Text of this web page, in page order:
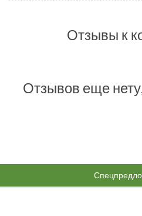
Отзывы к
Отзывов еще